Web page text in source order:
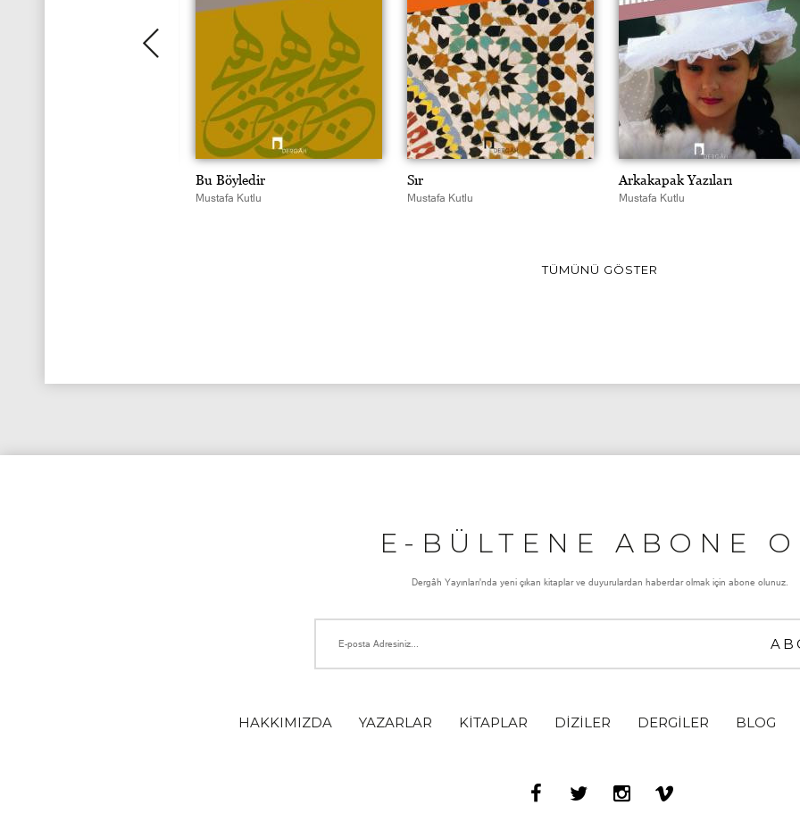
Bu Böyledir
Mustafa Kutlu
Sır
Mustafa Kutlu
Arkakapak Yazıları
Mustafa Kutlu
TÜMÜNÜ GÖSTER
E-BÜLTENE ABONE
Dergâh Yayınları'nda yeni çıkan kitaplar ve duyurulardan haberdar olmak için abone olunuz.
HAKKIMIZDA YAZARLAR KİTAPLAR DİZİLER DERGİLER BLOG